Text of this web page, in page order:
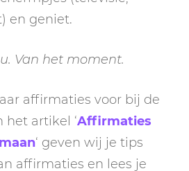
en geniet.
Van het moment.
affirmaties voor bij de
het artikel ‘Affirmaties
‘ geven wij je tips
affirmaties en lees je